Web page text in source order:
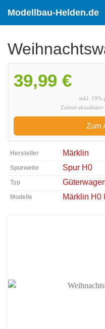
content
Modellbau-Helden.de
39,99 €
inkl. 19%
Zuletzt
Zum
Hersteller Märklin
Spurweite Spur H0
Typ
Modelle Märklin H0